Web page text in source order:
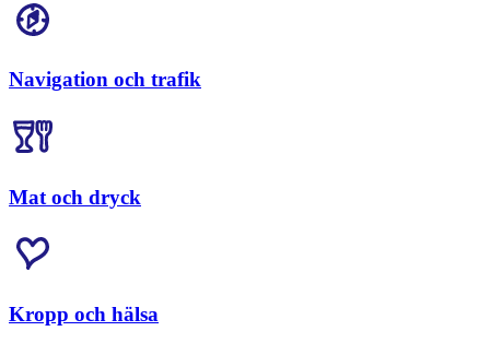
Navigation och trafik
Mat och dryck
Kropp och hälsa